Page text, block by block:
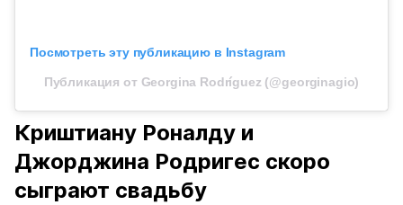
Посмотреть эту публикацию в Instagram
Публикация от Georgina Rodríguez (@georginagio)
Криштиану Роналду и
Джорджина Родригес скоро
сыграют свадьбу